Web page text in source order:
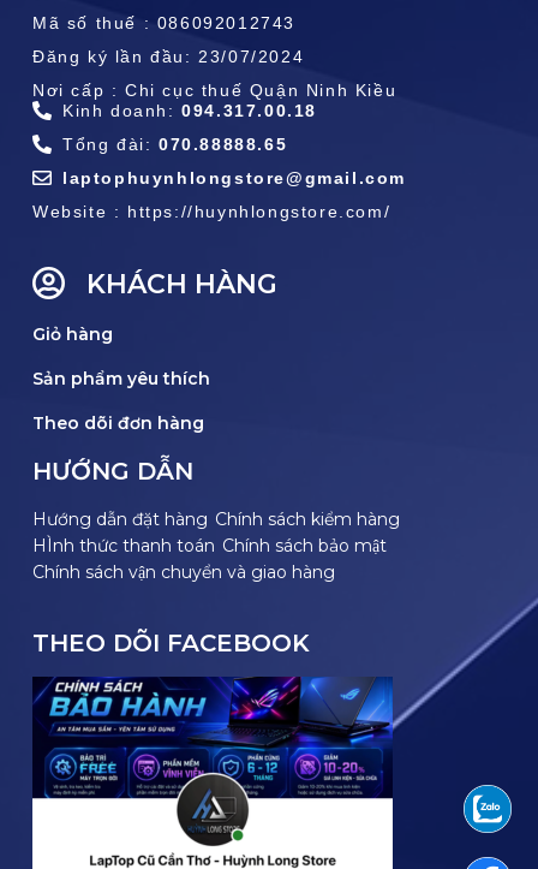
Mã số thuế : 086092012743
Đăng ký lần đầu: 23/07/2024
Nơi cấp : Chi cục thuế Quận Ninh Kiều
Kinh doanh:094.317.00.18
Tổng đài: 070.88888.65
laptophuynhlongstore@gmail.com
Website : https://huynhlongstore.com/
KHÁCH HÀNG
Giỏ hàng
Sản phẩm yêu thích
Theo dõi đơn hàng
HƯỚNG DẪN
Hướng dẫn đặt hàng Chính sách kiểm hàng
HÌnh thức thanh toán Chính sách bảo mật
Chính sách vận chuyển và giao hàng
THEO DÕI FACEBOOK